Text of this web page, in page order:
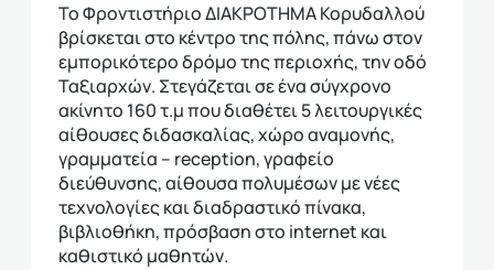
Το Φροντιστήριο ΔΙΑΚΡΟΤΗΜΑ Κορυδαλλού
βρίσκεται στο κέντρο της πόλης, πάνω στον
εμπορικότερο δρόμο της περιοχής, την οδό
Ταξιαρχών. Στεγάζεται σε ένα σύγχρονο
ακίνητο 160 τ.μ που διαθέτει 5 λειτουργικές
αίθουσες διδασκαλίας, χώρο αναμονής,
γραμματεία – reception, γραφείο
διεύθυνσης, αίθουσα πολυμέσων με νέες
τεχνολογίες και διαδραστικό πίνακα,
βιβλιοθήκη, πρόσβαση στο internet και
καθιστικό μαθητών.